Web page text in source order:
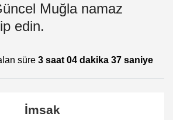
Muğla namaz
edin.
süre 3 saat 04 dakika 37 saniye
İmsak